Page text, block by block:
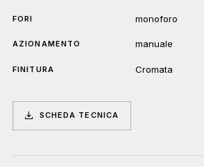
FORI monoforo
AZIONAMENTO manuale
FINITURA Cromata
SCHEDA TECNICA